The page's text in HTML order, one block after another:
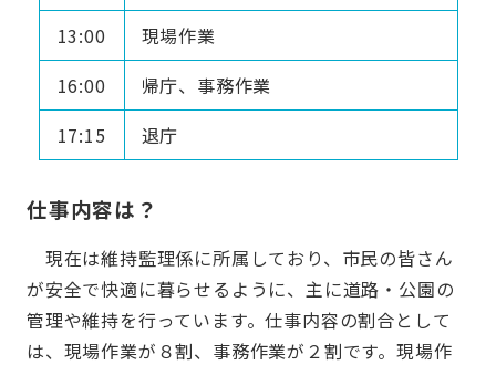
13:00
現場作業
16:00
帰庁、事務作業
17:15
退庁
仕事内容は？
現在は維持監理係に所属しており、市民の皆さん
が安全で快適に暮らせるように、主に道路・公園の
管理や維持を行っています。仕事内容の割合として
は、現場作業が８割、事務作業が２割です。現場作